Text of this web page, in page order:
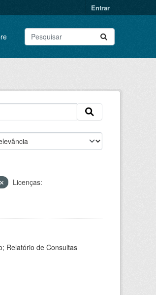
Entrar
Licenças:
Relatório de Consultas